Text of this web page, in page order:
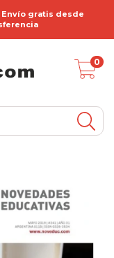
Envío gratis desde
0